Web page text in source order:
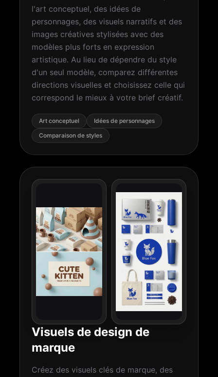
l'art conceptuel, des idées de
personnages, des visuels narratifs et des
images créatives stylisées avec des
modèles plus forts en expression
artistique. Au lieu de dépendre du style
d'un seul modèle, comparez différentes
directions visuelles et choisissez celle qui
correspond le mieux à votre brief créatif.
Art conceptuel
Idées de personnages
Comparaison de styles
Visuels de design de
marque
Créez des visuels clés de marque, des